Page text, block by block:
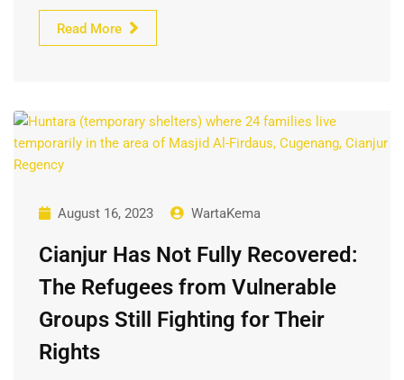
Read More
August 16, 2023 WartaKema
Cianjur Has Not Fully Recovered:
The Refugees from Vulnerable
Groups Still Fighting for Their
Rights